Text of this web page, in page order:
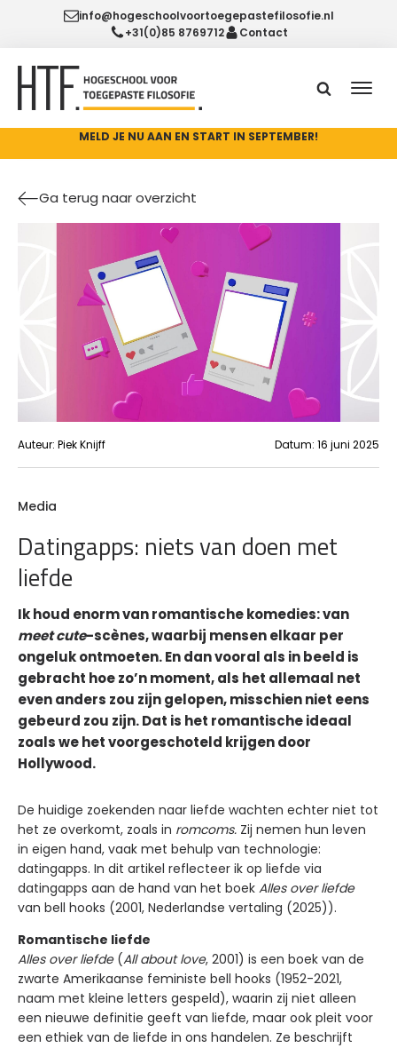
info@hogeschoolvoortoegepastefilosofie.nl
+31(0)85 8769712
Contact
MELD JE NU AAN EN START IN SEPTEMBER!
Ga terug naar overzicht
Auteur: Piek Knijff Datum: 16 juni 2025
Media
Datingapps: niets van doen met
liefde
Ik houd enorm van romantische komedies: van
meet cute-scènes, waarbij mensen elkaar per
ongeluk ontmoeten. En dan vooral als in beeld is
gebracht hoe zo’n moment, als het allemaal net
even anders zou zijn gelopen, misschien niet eens
gebeurd zou zijn. Dat is het romantische ideaal
zoals we het voorgeschoteld krijgen door
Hollywood.
De huidige zoekenden naar liefde wachten echter niet tot
het ze overkomt, zoals in romcoms. Zij nemen hun leven
in eigen hand, vaak met behulp van technologie:
datingapps. In dit artikel reflecteer ik op liefde via
datingapps aan de hand van het boek Alles over liefde
van bell hooks (2001, Nederlandse vertaling (2025)).
Romantische liefde
Alles over liefde(All about love, 2001) is een boek van de
zwarte Amerikaanse feministe bell hooks (1952-2021,
naam met kleine letters gespeld), waarin zij niet alleen
een nieuwe definitie geeft van liefde, maar ook pleit voor
een ethiek van de liefde in ons handelen. Ze beschrijft